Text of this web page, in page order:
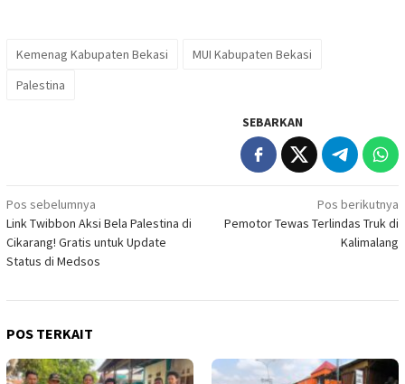
Kemenag Kabupaten Bekasi
MUI Kabupaten Bekasi
Palestina
SEBARKAN
Navigasi
pos
Pos sebelumnya
Link Twibbon Aksi Bela Palestina di
Cikarang! Gratis untuk Update
Status di Medsos
Pos berikutnya
Pemotor Tewas Terlindas Truk di
Kalimalang
POS TERKAIT